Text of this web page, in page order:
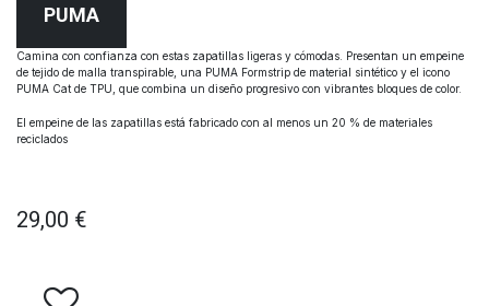
PUMA
Camina con confianza con estas zapatillas ligeras y cómodas. Presentan un empeine
de tejido de malla transpirable, una PUMA Formstrip de material sintético y el icono
PUMA Cat de TPU, que combina un diseño progresivo con vibrantes bloques de color.
El empeine de las zapatillas está fabricado con al menos un 20 % de materiales
reciclados
29,00 €